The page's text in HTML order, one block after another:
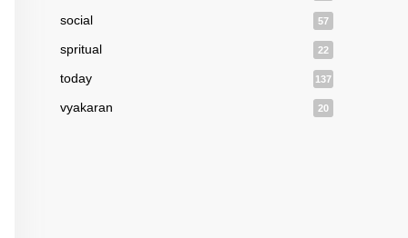
social 57
spritual 22
today 137
vyakaran 20